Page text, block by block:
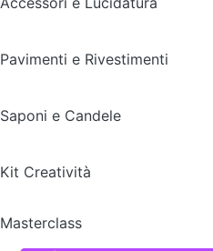
Pavimenti e Rivestimenti
Saponi e Candele
Kit Creatività
Masterclass